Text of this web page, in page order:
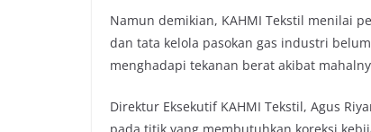
k
p
k
Namun demikian, KAHMI Tekstil menilai
dan tata kelola pasokan gas industri
menghadapi tekanan berat akibat
Direktur Eksekutif KAHMI Tekstil, Agus